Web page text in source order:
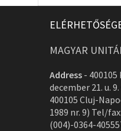
MAGYAR
Address - 400105
december 21. u.
400105 Cluj-
1989 nr. 9) Tel/
(004)-0364-